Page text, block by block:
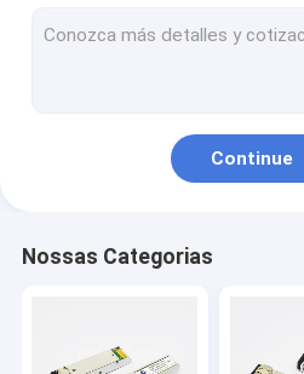
Continue
Nossas Categorias